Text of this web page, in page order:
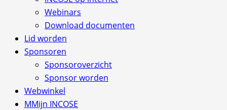
Webinars
Download documenten
Lid worden
Sponsoren
Sponsoroverzicht
Sponsor worden
Webwinkel
MMijn INCOSE